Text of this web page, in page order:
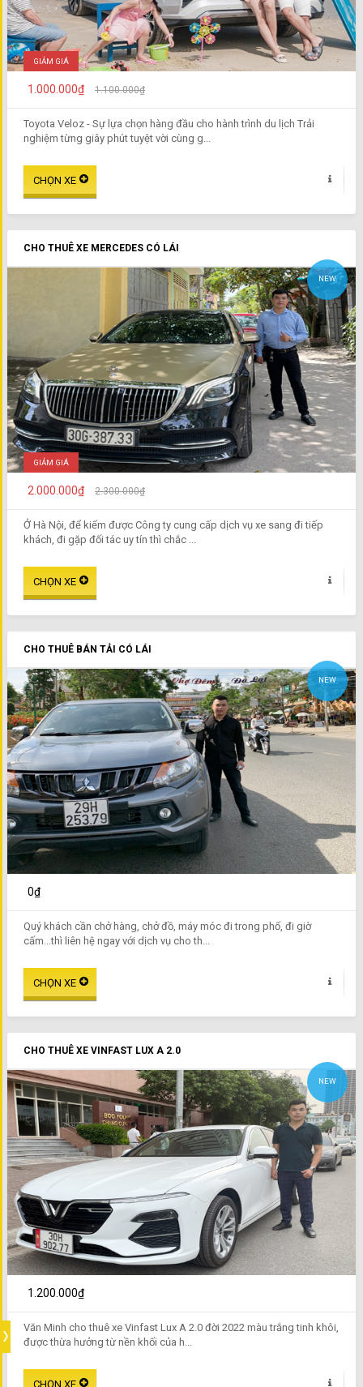
GIẢM GIÁ
1.000.000₫ 1.100.000₫
Toyota Veloz - Sự lựa chọn hàng đầu cho hành trình du lịch Trải
nghiệm từng giây phút tuyệt vời cùng g...
CHO THUÊ XE MERCEDES CÓ LÁI
NEW
GIẢM GIÁ
2.000.000₫ 2.300.000₫
Ở Hà Nội, để kiếm được Công ty cung cấp dịch vụ xe sang đi tiếp
khách, đi gặp đối tác uy tín thì chắc ...
CHO THUÊ BÁN TẢI CÓ LÁI
NEW
0₫
Quý khách cần chở hàng, chở đồ, máy móc đi trong phố, đi giờ
cấm...thì liên hệ ngay với dịch vụ cho th...
CHO THUÊ XE VINFAST LUX A 2.0
NEW
1.200.000₫
Văn Minh cho thuê xe Vinfast Lux A 2.0 đời 2022 màu trắng tinh khôi,
được thừa hưởng từ nền khối của h...